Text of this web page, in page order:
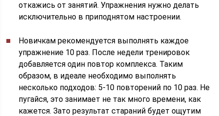
откажись от занятий. Упражнения нужно делать
исключительно в приподнятом настроении.
Новичкам рекомендуется выполнять каждое
упражнение 10 раз. После недели тренировок
добавляется один повтор комплекса. Таким
образом, в идеале необходимо выполнять
несколько подходов: 5-10 повторений по 10 раз. Не
пугайся, это занимает не так много времени, как
кажется. Зато результат стараний будет ощутим